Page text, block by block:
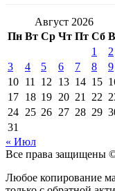
Август 2026
Пн Вт Ср Чт Пт Сб
1
2
3
4 5 6 7 8
9
10 11 12 13 14 15
17 18 19 20 21 22
24 25 26 27 28 29
31
« Июл
Все права защищены
Любое копирование